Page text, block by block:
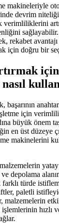
makineleriyle
devrim
verimliliklerini
rekabet
için doğru bir
için
büyük önem
en üst düzeye
makinelerini
ve depolama
türde
paletli
malzemelerin
hızlı